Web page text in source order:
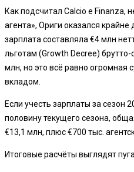
Как подсчитал Calcio e Finanza,
агента», Ориги оказался
зарплата составляла €4 млн
льготам (Growth Decree)
млн, но это всё равно огромная
вкладом.
Если учесть зарплаты за сезон
половину текущего сезона,
€13,1 млн, плюс €700 тыс.
Итоговые расчёты выглядят